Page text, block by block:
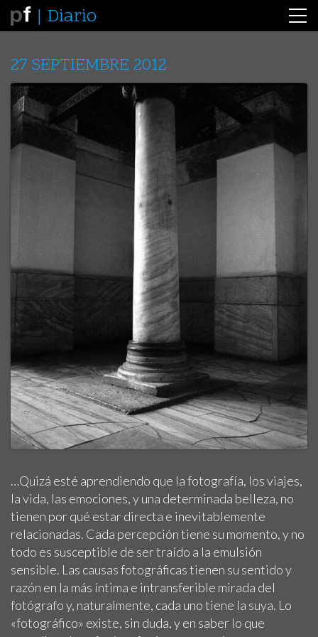
Diario
27 SEPTIEMBRE 2012
…Quizá esté aprendiendo que la fotografía, los viajes,
la vida, las emociones, y una determinada belleza, no
tienen por qué estar directa e inevitablemente
relacionadas. Cada percepción tiene su momento, y no
todo es susceptible de ser traído a la emulsión
sensible. Las causas fotográficas tienen su sentido y
razón en la más íntima e intransferible mirada del
fotógrafo y, naturalmente, cada uno tiene la suya. Lo
«fotográfico» existe, sin duda, y en saber lo que